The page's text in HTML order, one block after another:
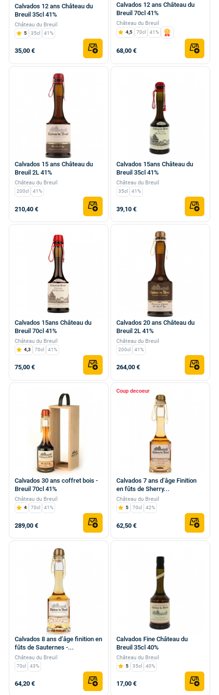
Calvados 12 ans Château du
Breuil 35cl 41%
Château du Breuil
5 35cl 41%
35,00 €
Calvados 12 ans Château du
Breuil 70cl 41%
Château du Breuil
4,5 70cl 41%
68,00 €
Calvados 15 ans Château du
Breuil 2L 41%
Château du Breuil
200cl 41%
210,40 €
Calvados 15ans Château du
Breuil 35cl 41%
Château du Breuil
35cl 41%
39,10 €
Calvados 15ans Château du
Breuil 70cl 41%
Château du Breuil
4,3 70cl 41%
75,00 €
Calvados 20 ans Château du
Breuil 2L 41%
Château du Breuil
200cl 41%
264,00 €
Calvados 30 ans coffret bois -
Breuil 70cl 41%
Château du Breuil
4 70cl 41%
289,00 €
Coup de
Calvados 7 ans d’âge Finition
en fûts de Sherry...
Château du Breuil
5 70cl 42%
62,50 €
Calvados 8 ans d’âge finition en
fûts de Sauternes -...
Château du Breuil
70cl 43%
64,20 €
Calvados Fine Château du
Breuil 35cl 40%
Château du Breuil
5 35cl 40%
17,00 €